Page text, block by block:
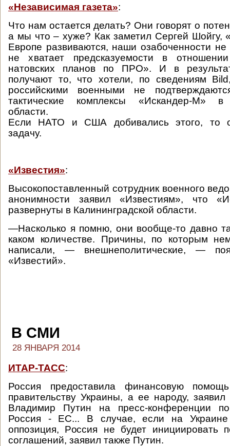
«Независимая газета»:
Что нам остается делать? Они говорят о
а мы что – хуже? Как заметил Сергей
Европе развиваются, наши озабоченности
не хватает предсказуемости в
натовских планов по ПРО». И в
получают то, что хотели, по сведениям
российскими военными не
тактические комплексы «Искандер-М» в
области.
Если НАТО и США добивались этого, то
задачу.
«Известия»:
Высокопоставленный сотрудник военного
анонимности заявил «Известиям», что
развернуты в Калининградской области.
—Насколько я помню, они вообще-то давно
каком количестве. Причины, по которым
написали, — внешнеполитические, —
«Известий».
В СМИ
28 ЯНВАРЯ 2014
ИТАР-ТАСС:
Россия предоставила финансовую
правительству Украины, а ее народу,
Владимир Путин на пресс-конференции
Россия - ЕС... В случае, если на Украине
оппозиция, Россия не будет инициировать
соглашений, заявил также Путин.